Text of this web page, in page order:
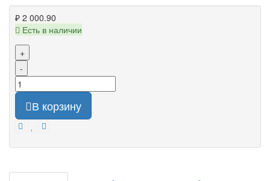
₽ 2 000.90
Есть в наличии
+
-
В корзину